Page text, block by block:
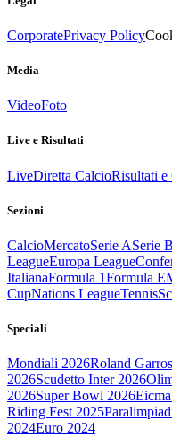
CorporatePrivacy Policy
Media
VideoFoto
Live e Risultati
LiveDiretta CalcioRisultati e
Sezioni
CalcioMercatoSerie ASerie B
LeagueEuropa League
ItalianaFormula 1Formula E
CupNations LeagueTennis
Speciali
Mondiali 2026Roland
2026Scudetto Inter 2026
2026Super Bowl 2026
Riding Fest 2025
2024Euro 2024